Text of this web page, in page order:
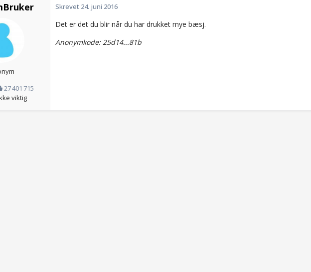
27 401 715
viktig
Skrevet 24. juni 2016
Det er det du blir når du har drukket mye bæsj.
Anonymkode: 25d14...81b